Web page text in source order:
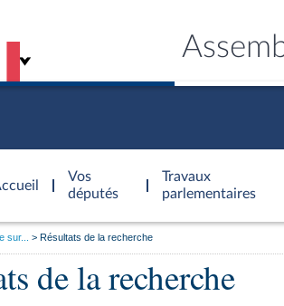
Vos
députés
Travaux
parlementaires
sur... Résultats de la recherche
de la recherche